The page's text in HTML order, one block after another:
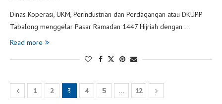
Dinas Koperasi, UKM, Perindustrian dan Perdagangan atau DKUPP
Tabalong menggelar Pasar Ramadan 1447 Hijriah dengan …
Read more
1 2 3 4 5 … 12